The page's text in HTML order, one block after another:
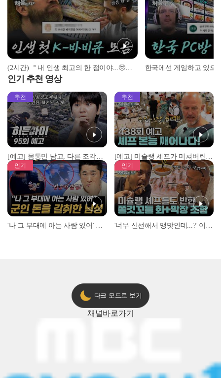
(2시간) ＂내 인생 최고의 한 점이야...🥺＂ 인생 첫 K-바비큐 맛본 외국인 반응 모음! | #어서와한국은처음이지 | #MBCevery1 | EP.3 외
인기 추천 영상
추천
[예고] 몸통만 남고, 다른 조각은 어디에..? 시화호에서 드러난 충격적인 토막 살인사건!
추천
[예고] 미슐랭 셰프가 미쳐버린 이유! 본능이 깨어난 사건은?
인기 인기
다크 모드로 보기
채널바로가기